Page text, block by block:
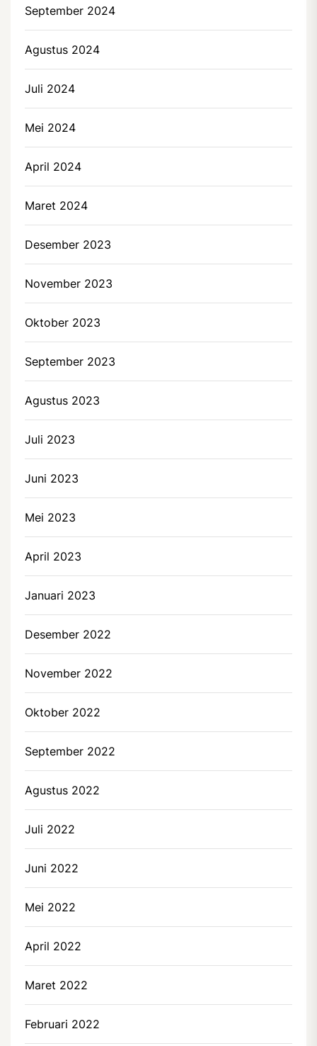
September 2024
Agustus 2024
Juli 2024
Mei 2024
April 2024
Maret 2024
Desember 2023
November 2023
Oktober 2023
September 2023
Agustus 2023
Juli 2023
Juni 2023
Mei 2023
April 2023
Januari 2023
Desember 2022
November 2022
Oktober 2022
September 2022
Agustus 2022
Juli 2022
Juni 2022
Mei 2022
April 2022
Maret 2022
Februari 2022